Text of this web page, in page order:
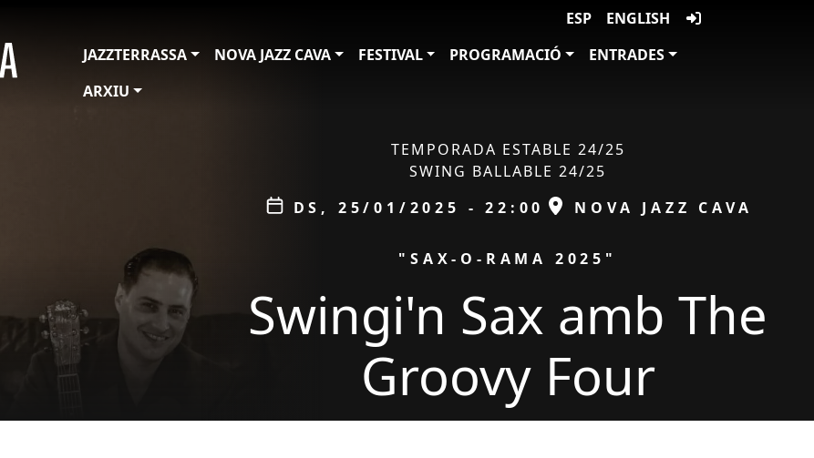
ESP
ENGLISH
JAZZTERRASSA
NOVA JAZZ CAVA FESTIVAL PROGRAMACIÓ
ENTRADES
ARXIU
TEMPORADA ESTABLE 24/25
SWING BALLABLE 24/25
Data
DS, 25/01/2025 - 22:00 ESPAI
NOVA JAZZ CAVA
"SAX-O-RAMA 2025"
Swingi'n Sax amb The
Groovy Four